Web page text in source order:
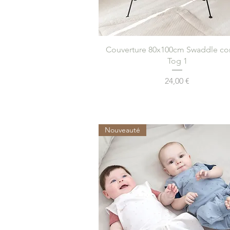
Aperçu rapide
Couverture 80x100cm Swaddle
Tog 1
Prix
24,00 €
Nouveauté